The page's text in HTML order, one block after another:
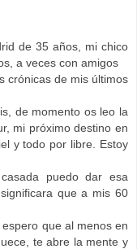
de 35 años, mi chico
a veces con amigos
crónicas de mis últimos
de momento os leo la
mi próximo destino en
y todo por libre. Estoy
puedo dar esa
que a mis 60
que al menos en
te abre la mente y